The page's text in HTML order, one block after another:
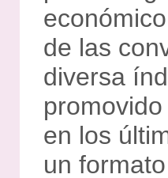
de las
diversa
en los
un